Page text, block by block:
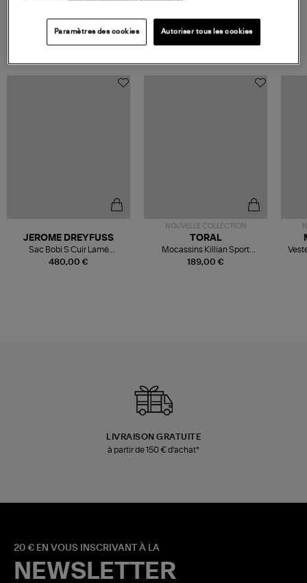
VOS DERNIERS PRODUITS VUS
480,00 €
JEROME DREYFUSS
Sac Bobi S Cuir Lamé
Champagne
NOUVELLE COLLECTION
189,00 €
TORAL
Mocassins Killian Sport
Mousse
LIVRAISON GRATUITE
à partir de 150 € d'achat*
20 € EN VOUS INSCRIVANT À LA
NEWSLETTER
Paramètres des cookies Autoriser tous les cookies